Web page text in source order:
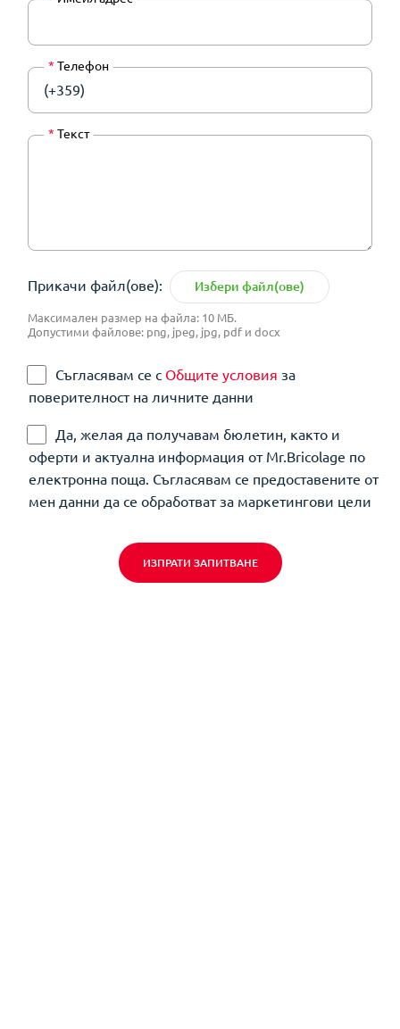
* Телефон
(+359)
* Текст
Прикачи файл(ове): Избери файл(ове)
Максимален размер на файла: 10 МБ.
Допустими файлове: png, jpeg, jpg, pdf и docx
Съгласявам се с Общите условия за
поверителност на личните данни
Да, желая да получавам бюлетин, както и
оферти и актуална информация от Mr.Bricolage по
електронна поща. Съгласявам се предоставените от
мен данни да се обработват за маркетингови цели
ИЗПРАТИ ЗАПИТВАНЕ